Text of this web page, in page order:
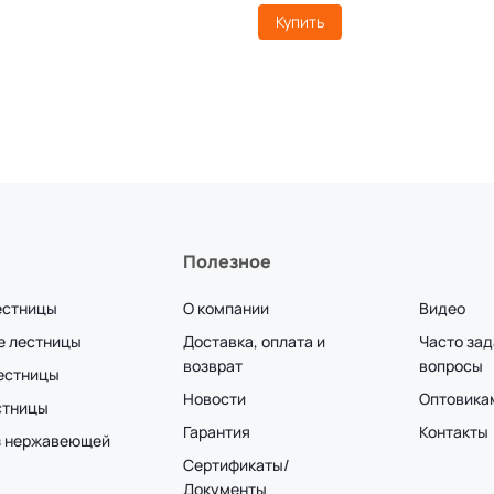
Купить
лестницы
нержавеющей
Полезное
О компании
Доставка, оплата и
возврат
Новости
Гарантия
Сертификаты/
Документы
Видео
Часто
вопросы
Контакты